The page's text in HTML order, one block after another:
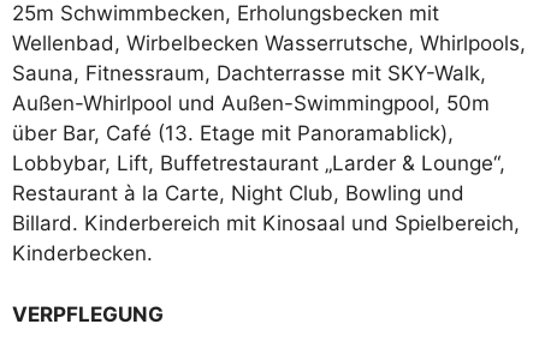
25m Schwimmbecken, Erholungsbecken mit
Wellenbad, Wirbelbecken Wasserrutsche, Whirlpools,
Sauna, Fitnessraum, Dachterrasse mit SKY-Walk,
Außen-Whirlpool und Außen-Swimmingpool, 50m
über Bar, Café (13. Etage mit Panoramablick),
Lobbybar, Lift, Buffetrestaurant „Larder & Lounge“,
Restaurant à la Carte, Night Club, Bowling und
Billard. Kinderbereich mit Kinosaal und Spielbereich,
Kinderbecken.
VERPFLEGUNG